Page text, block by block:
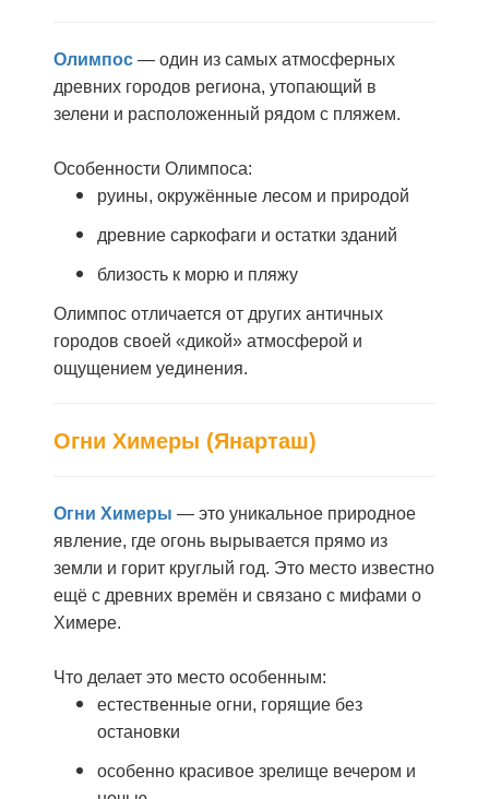
Олимпос — один из самых атмосферных
древних городов региона, утопающий в
зелени и расположенный рядом с пляжем.
Особенности Олимпоса:
руины, окружённые лесом и природой
древние саркофаги и остатки зданий
близость к морю и пляжу
Олимпос отличается от других античных
городов своей «дикой» атмосферой и
ощущением уединения.
Огни Химеры (Янарташ)
Огни Химеры — это уникальное природное
явление, где огонь вырывается прямо из
земли и горит круглый год. Это место известно
ещё с древних времён и связано с мифами о
Химере.
Что делает это место особенным:
естественные огни, горящие без
остановки
особенно красивое зрелище вечером и